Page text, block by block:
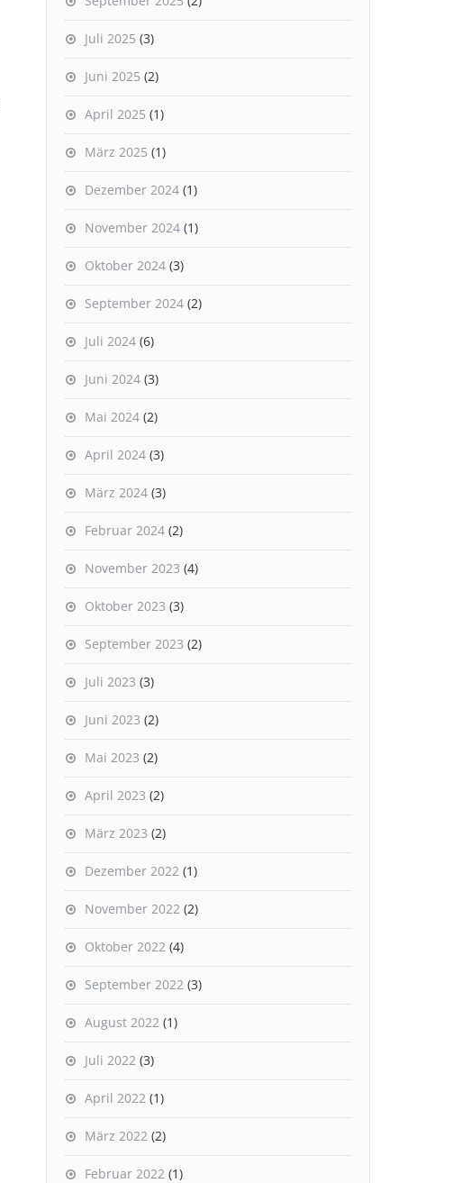
Juli 2025 (3)
Juni 2025 (2)
April 2025 (1)
März 2025 (1)
Dezember 2024 (1)
November 2024 (1)
Oktober 2024 (3)
September 2024 (2)
Juli 2024 (6)
Juni 2024 (3)
Mai 2024 (2)
April 2024 (3)
März 2024 (3)
Februar 2024 (2)
November 2023 (4)
Oktober 2023 (3)
September 2023 (2)
Juli 2023 (3)
Juni 2023 (2)
Mai 2023 (2)
April 2023 (2)
März 2023 (2)
Dezember 2022 (1)
November 2022 (2)
Oktober 2022 (4)
September 2022 (3)
August 2022 (1)
Juli 2022 (3)
April 2022 (1)
März 2022 (2)
Februar 2022 (1)